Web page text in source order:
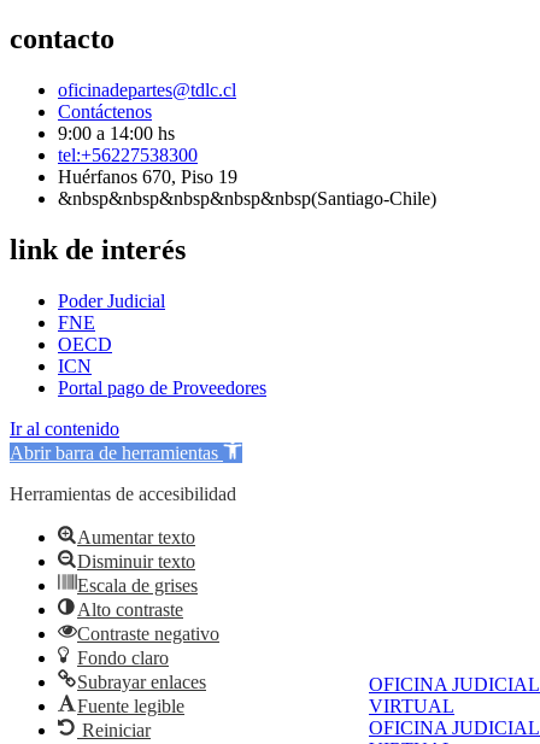
OFICINA JUDICIAL
VIRTUAL
OFICINA JUDICIAL
contacto
oficinadepartes@tdlc.cl
Contáctenos
9:00 a 14:00 hs
tel:+56227538300
Huérfanos 670, Piso 19
&nbsp&nbsp&nbsp&nbsp&nbsp(Santiago-Chile)
link de interés
Poder Judicial
FNE
OECD
ICN
Portal pago de Proveedores
Ir al contenido
Abrir barra de herramientas
Herramientas de accesibilidad
Aumentar texto
Disminuir texto
Escala de grises
Alto contraste
Contraste negativo
Fondo claro
Subrayar enlaces
Fuente legible
Reiniciar